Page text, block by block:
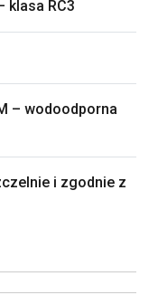
klasa RC3
– wodoodporna
i zgodnie z